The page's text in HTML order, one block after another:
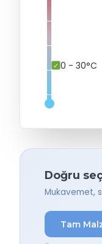
0 - 30°C
Doğru
Mukavemet,
Tam